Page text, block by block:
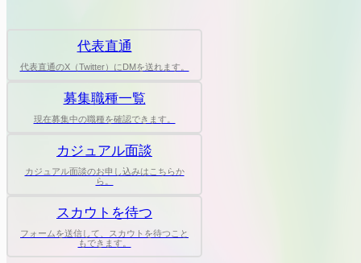
代表直通
代表直通のX（Twitter）にDMを送れます。
募集職種一覧
現在募集中の職種を確認できます。
カジュアル面談
カジュアル面談のお申し込みはこちらか
ら。
スカウトを待つ
フォームを送信して、スカウトを待つこと
もできます。